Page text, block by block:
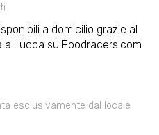
a domicilio grazie al
a Lucca su Foodracers.com
esclusivamente dal locale